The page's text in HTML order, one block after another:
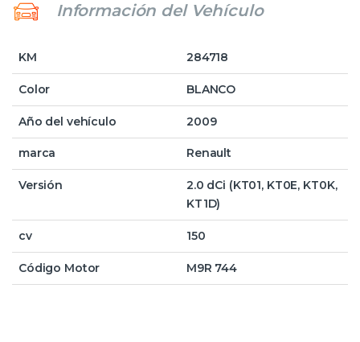
Información del Vehículo
KM 284718
Color BLANCO
Año del vehículo 2009
marca Renault
Versión
2.0 dCi (KT01, KT0E, KT0K,
KT1D)
cv 150
Código Motor M9R 744